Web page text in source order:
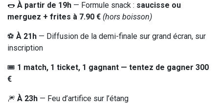
🌭 À partir de 19h — Formule snack : saucisse ou
merguez + frites à 7.90 € (hors boisson)
⚽ À 21h — Diffusion de la demi-finale sur grand écran, sur
inscription
🎟️ 1 match, 1 ticket, 1 gagnant — tentez de gagner 300
€
🎆 À 23h — Feu d’artifice sur l’étang